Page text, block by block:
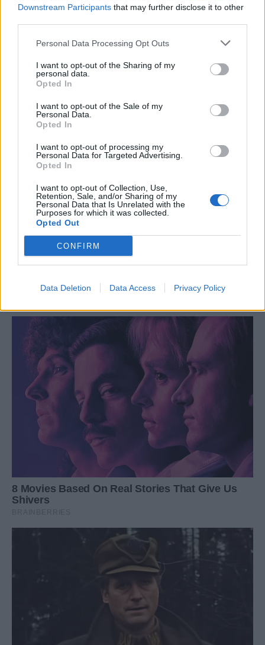
Downstream Participants that may further disclose it to other
Personal Data Processing Opt Outs
I want to opt-out of the Sharing of my
personal data.
Opted In
I want to opt-out of the Sale of my
Personal Data.
Opted In
I want to opt-out of processing my
Personal Data for Targeted Advertising.
Opted In
I want to opt-out of Collection, Use,
Retention, Sale, and/or Sharing of my
Personal Data that Is Unrelated with the
Purposes for which it was collected.
Opted Out
CONFIRM
Data Deletion Data Access Privacy Policy